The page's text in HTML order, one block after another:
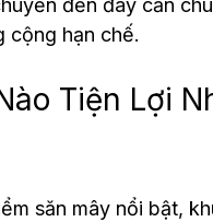
đến đây cần
cộng hạn chế.
Tiện Lợi
săn mây nổi bật,